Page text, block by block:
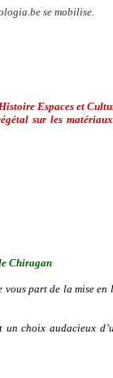
se mobilise.
Espaces et
sur les
Chiragan
part de la mise
choix audacieux